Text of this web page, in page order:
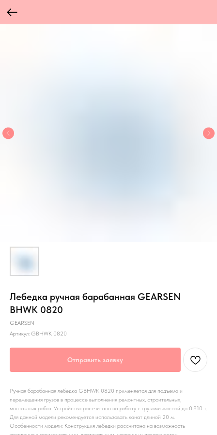
Лебедка ручная барабанная GEARSEN
BHWK 0820
GEARSEN
Артикул: GBHWK 0820
Отправить заявку
Ручная барабанная лебедка GBHWK 0820 применяется для подъема и
перемещения грузов в процессе выполнения ремонтных, строительных,
монтажных работ. Устройство рассчитано на работу с грузами массой до 0.810 т.
Для данной модели рекомендуется использовать канат длиной 20 м.
Особенности модели: Конструкция лебедки рассчитана на возможность